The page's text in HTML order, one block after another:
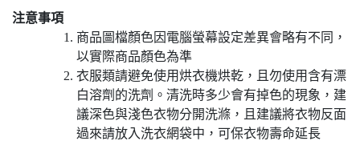
注意事項
商品圖檔顏色因電腦螢幕設定差異會略有不同，
以實際商品顏色為準
衣服類請避免使用烘衣機烘乾，且勿使用含有漂
白溶劑的洗劑。清洗時多少會有掉色的現象，建
議深色與淺色衣物分開洗滌，且建議將衣物反面
過來請放入洗衣網袋中，可保衣物壽命延長